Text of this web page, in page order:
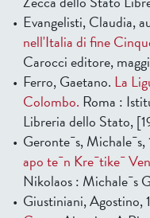
Evangelisti, Claudia,
nell'Italia di fine
Carocci editore,
Ferro, Gaetano. La
Colombo. Roma :
Libreria dello Stato,
Geronte¯s,
apo te¯n Kre¯tike¯
Nikolaos : Michale¯s
Giustiniani, Agostino,